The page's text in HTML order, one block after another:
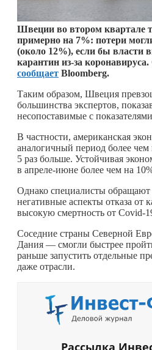
Швеции во втором квартале
примерно на 7%: потери
(около 12%), если бы власти
карантин из-за
сообщает Bloomberg.
Таким образом, Швеция
большинства экспертов,
несопоставимые с
В частности, американская
аналогичный период более чем
5 раз больше. Устойчивая
в апреле-июне более чем на
Однако специалисты
негативные аспекты отказа от
высокую смертность от Covid-
Соседние страны Северной
Дания — смогли быстрее
раньше запустить отдельные
даже отрасли.